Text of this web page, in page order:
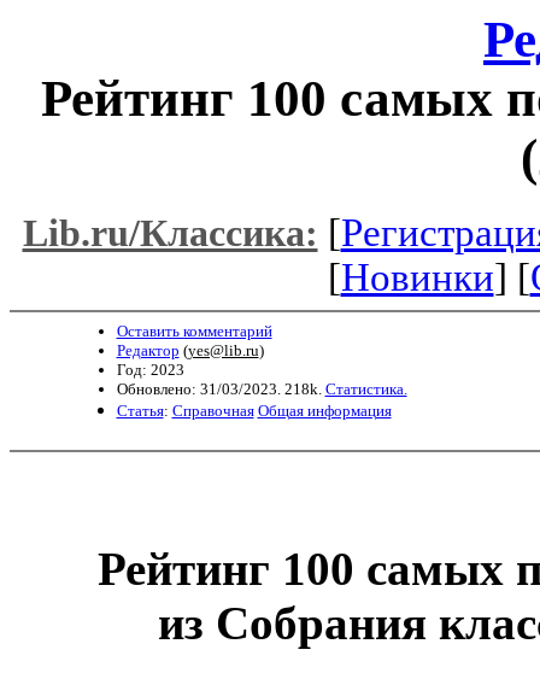
Рейтинг 100 самых
Lib.ru/Классика: [
[Новинки] [
Оставить комментарий
Редактор (yes@lib.ru)
Год: 2023
Обновлено: 31/03/2023. 218k. Статистика.
Статья: Справочная Общая информация
Рейтинг 100 самых
из Собрания